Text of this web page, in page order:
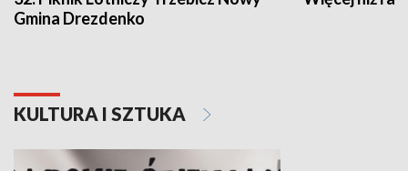
Gmina Drezdenko
KULTURA I SZTUKA